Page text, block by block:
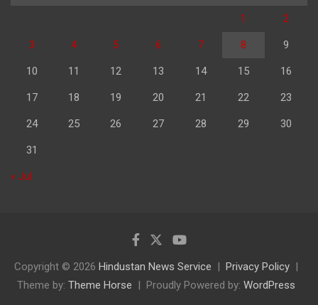
1 2
3 4 5 6 7 8 9
10 11 12 13 14 15 16
17 18 19 20 21 22 23
24 25 26 27 28 29 30
31
« Jul
Copyright © 2026 Hindustan News Service
Privacy Policy
Theme by: Theme Horse Proudly Powered by: WordPress